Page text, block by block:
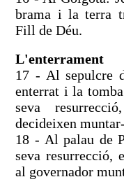
brama i la terra
Fill de Déu.
L'enterrament
17 - Al sepulcre
enterrat i la
seva
decideixen
18 - Al palau de
seva resurrecció,
al governador